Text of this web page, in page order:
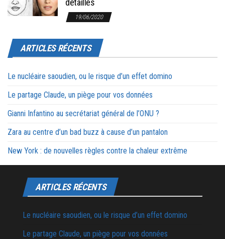
détaillés
19/06/2020
ARTICLES RÉCENTS
Le nucléaire saoudien, ou le risque d’un effet domino
Le partage Claude, un piège pour vos données
Gianni Infantino au secrétariat général de l’ONU ?
Zara au centre d’un bad buzz à cause d’un pantalon
New York : de nouvelles règles contre la chaleur extrême
ARTICLES RÉCENTS
Le nucléaire saoudien, ou le risque d’un effet domino
Le partage Claude, un piège pour vos données